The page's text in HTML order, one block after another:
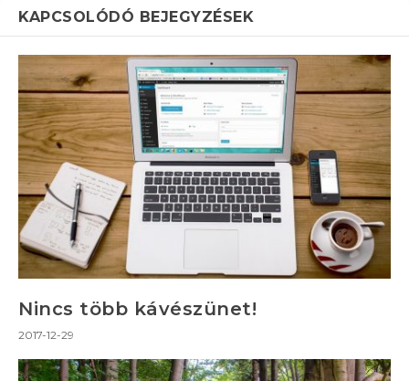
KAPCSOLÓDÓ BEJEGYZÉSEK
Nincs több kávészünet!
2017-12-29